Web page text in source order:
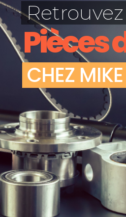
Garniture
Flexible de frein
Huile de frein
Mâchoires de frein
Jeu de plaquettes de frein
Silencieux arrière
Silencieux central
Butée élastique de silencieux
Pièces
CHEZ MIKE